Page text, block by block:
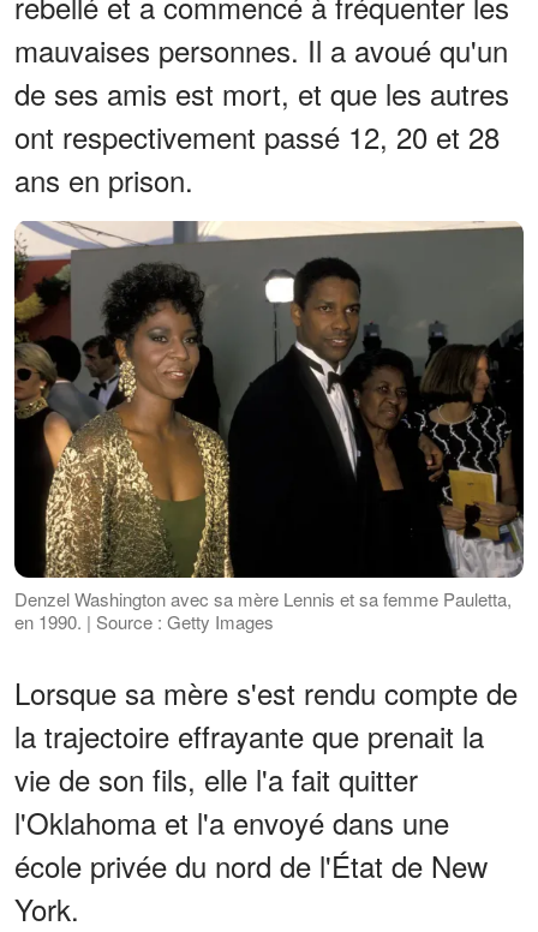
mauvaises personnes. Il a avoué qu'un
de ses amis est mort, et que les autres
ont respectivement passé 12, 20 et 28
ans en prison.
Denzel Washington avec sa mère Lennis et sa femme Pauletta,
en 1990. | Source : Getty Images
Lorsque sa mère s'est rendu compte de
la trajectoire effrayante que prenait la
vie de son fils, elle l'a fait quitter
l'Oklahoma et l'a envoyé dans une
école privée du nord de l'État de New
York.